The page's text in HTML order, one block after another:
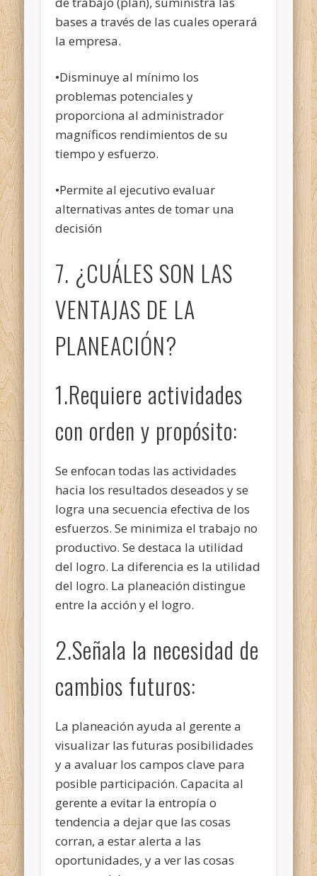
bases a través de las cuales operará
la empresa.
•Disminuye al mínimo los
problemas potenciales y
proporciona al administrador
magníficos rendimientos de su
tiempo y esfuerzo.
•Permite al ejecutivo evaluar
alternativas antes de tomar una
decisión
7. ¿CUÁLES SON LAS
VENTAJAS DE LA
PLANEACIÓN?
1.Requiere actividades
con orden y propósito:
Se enfocan todas las actividades
hacia los resultados deseados y se
logra una secuencia efectiva de los
esfuerzos. Se minimiza el trabajo no
productivo. Se destaca la utilidad
del logro. La diferencia es la utilidad
del logro. La planeación distingue
entre la acción y el logro.
2.Señala la necesidad de
cambios futuros:
La planeación ayuda al gerente a
visualizar las futuras posibilidades
y a avaluar los campos clave para
posible participación. Capacita al
gerente a evitar la entropía o
tendencia a dejar que las cosas
corran, a estar alerta a las
oportunidades, y a ver las cosas